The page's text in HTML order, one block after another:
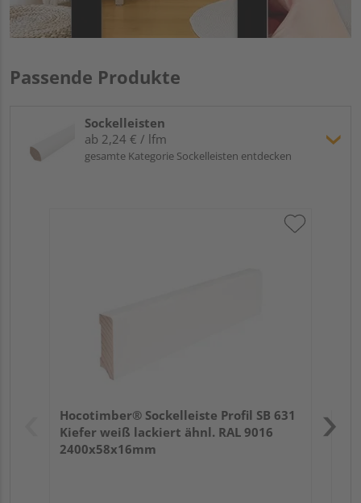
Passende Produkte
Sockelleisten
ab 2,24 € / lfm
gesamte Kategorie Sockelleisten entdecken
Hocotimber® Sockelleiste Profil SB 631
Kiefer weiß lackiert ähnl. RAL 9016
2400x58x16mm